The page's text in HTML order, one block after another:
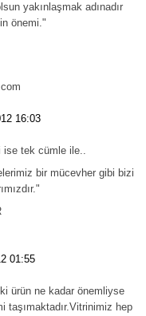
yakınlaşmak adınadır
önemi."
16:03
ise tek cümle ile..
bir mücevher gibi bizi
01:55
ürün ne kadar önemliyse
taşımaktadır.Vitrinimiz hep